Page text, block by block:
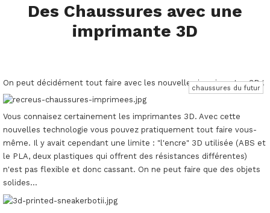
Des Chaussures avec une
imprimante 3D
chaussures du futur
On peut décidément tout faire avec les nouvelles imprimantes 3D !
Vous connaisez certainement les imprimantes 3D. Avec cette
nouvelles technologie vous pouvez pratiquement tout faire vous-
même. Il y avait cependant une limite : "l'encre" 3D utilisée (ABS et
le PLA, deux plastiques qui offrent des résistances différentes)
n'est pas flexible et donc cassant. On ne peut faire que des objets
solides...